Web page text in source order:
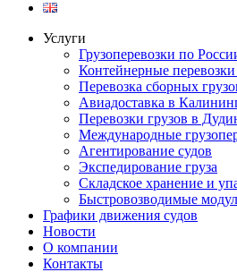
Услуги
Грузоперевозки по
Контейнерные
Перевозка сборных
Авиадоставка в
Перевозки грузов в
Международные
Агентирование судов
Экспедирование груза
Складское хранение и
Быстровозводимые
Графики движения судов
Новости
О компании
Контакты